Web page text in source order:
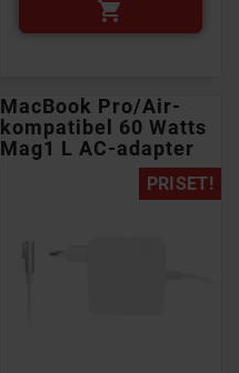

MacBook Pro/Air-
kompatibel 60 Watts
Mag1 L AC-adapter
PRISET!